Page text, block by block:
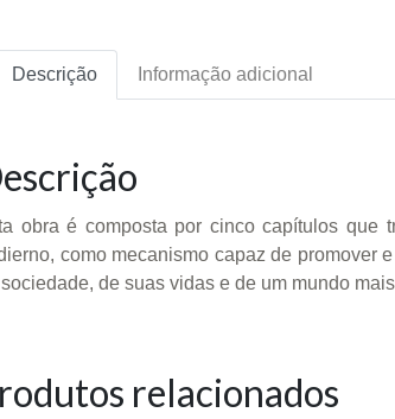
Descrição Informação adicional
obra é composta por cinco capítulos que
como mecanismo capaz de promover
de suas vidas e de um mundo
relacionados